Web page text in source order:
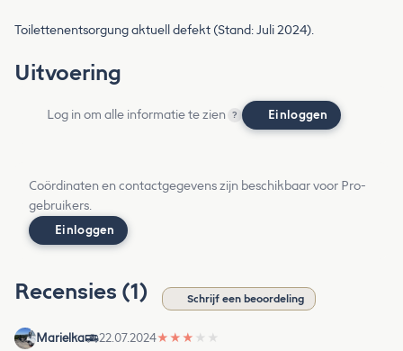
Toilettenentsorgung aktuell defekt (Stand: Juli 2024).
Uitvoering
Log in om alle informatie te zien ? Einloggen
Coördinaten en contactgegevens zijn beschikbaar voor Pro-
gebruikers.
Einloggen
Recensies (1) Schrijf een beoordeling
Marielka 22.07.2024★ ★ ★ ★ ★